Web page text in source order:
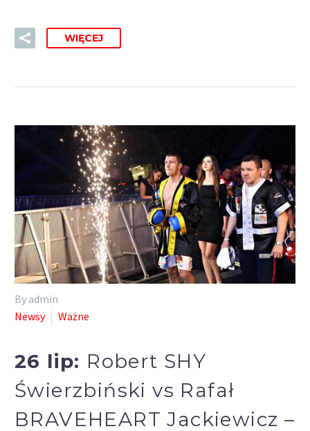
WIĘCEJ
By admin
Newsy
Ważne
26 lip: Robert SHY
Świerzbiński vs Rafał
BRAVEHEART Jackiewicz –